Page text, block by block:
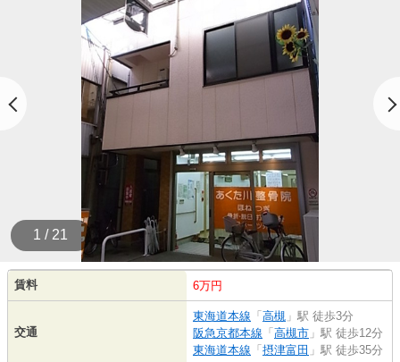
1 / 21
賃料 6万円
交通
東海道本線 「 高槻 」駅 徒歩3分
阪急京都本線 「 高槻市 」駅 徒歩12分
東海道本線 「 摂津富田 」駅 徒歩35分